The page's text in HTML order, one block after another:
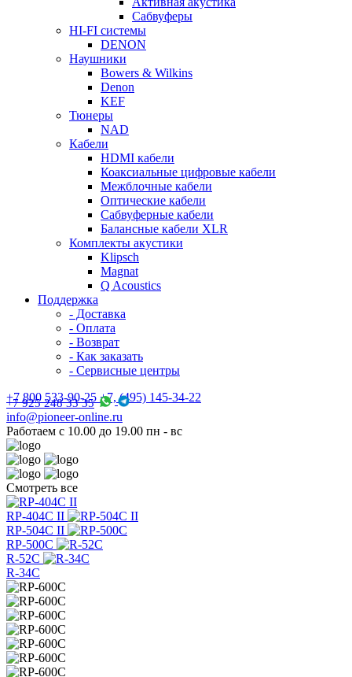
Сабвуферы
HI-FI системы
DENON
Наушники
Bowers & Wilkins
Denon
KEF
Тюнеры
NAD
Кабели
HDMI кабели
Коаксиальные цифровые кабели
Межблочные кабели
Оптические кабели
Сабвуферные кабели
Балансные кабели XLR
Комплекты акустики
Klipsch
Magnat
Q Acoustics
Поддержка
- Доставка
- Оплата
- Возврат
- Как заказать
- Сервисные центры
+7 800 533-90-25 +7, (495) 145-34-22
+7 925 248 33 35
info@pioneer-online.ru
Работаем с 10.00 до 19.00 пн - вс
Смотреть все
RP-404C II
RP-504C II
RP-500C
R-52C
R-34C